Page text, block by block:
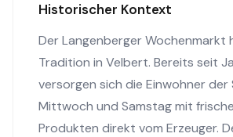
Historischer Kontext
Der Langenberger Wochenmarkt
Tradition in Velbert. Bereits seit
versorgen sich die Einwohner der
Mittwoch und Samstag mit
Produkten direkt vom Erzeuger.